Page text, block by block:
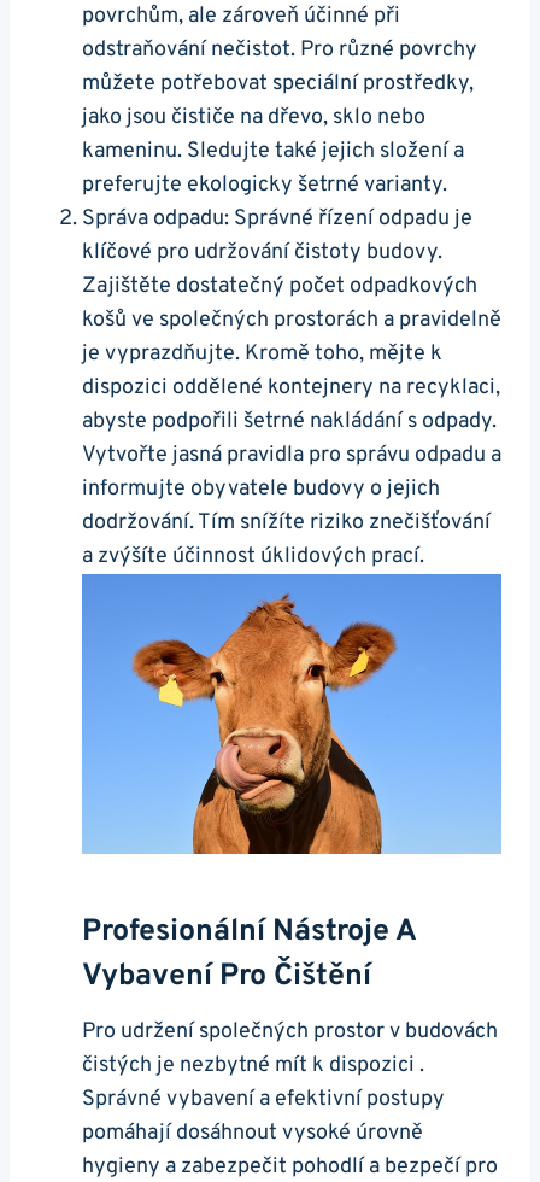
povrchům, ale zároveň účinné ⁢při
odstraňování nečistot. Pro‌ různé povrchy
můžete potřebovat speciální prostředky,
jako jsou čističe na ​dřevo,​ sklo nebo
kameninu. Sledujte také jejich složení a
preferujte ekologicky šetrné‍ varianty.
Správa odpadu: Správné řízení odpadu⁢ je
klíčové ‍pro udržování ​čistoty⁣ budovy.​
Zajištěte dostatečný počet odpadkových
košů ve společných prostorách a pravidelně⁤
je vyprazdňujte. Kromě​ toho, mějte k
dispozici oddělené‌ kontejnery ‍na recyklaci,
⁢abyste⁤ podpořili šetrné nakládání s odpady.
Vytvořte jasná pravidla pro správu odpadu a
informujte obyvatele budovy o jejich
dodržování. Tím snížíte riziko znečišťování
a zvýšíte účinnost úklidových prací.
Profesionální Nástroje‍ A
Vybavení Pro Čištění
Pro udržení společných prostor v budovách
čistých je nezbytné mít k dispozici .
Správné vybavení a efektivní postupy
pomáhají dosáhnout vysoké úrovně
hygieny a zabezpečit pohodlí​ a bezpečí pro